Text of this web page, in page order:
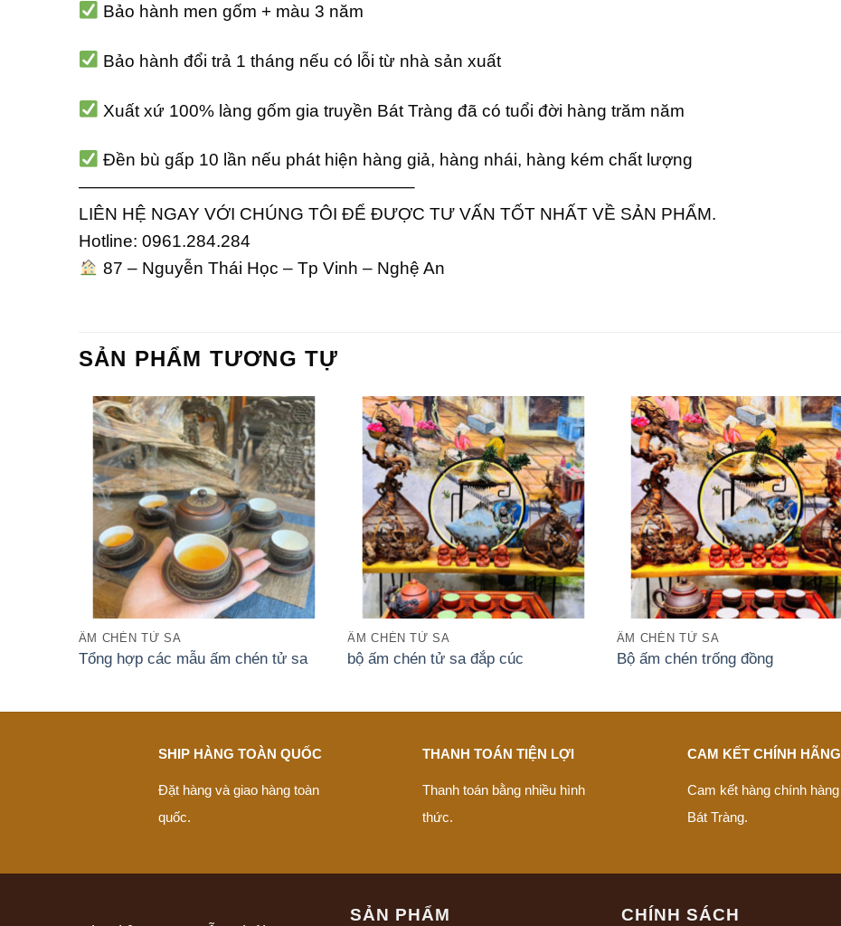
Bảo hành men gốm + màu 3 năm
Bảo hành đổi trả 1 tháng nếu có lỗi từ nhà sản xuất
Xuất xứ 100% làng gốm gia truyền Bát Tràng đã có tuổi đời hàng trăm năm
Đền bù gấp 10 lần nếu phát hiện hàng giả, hàng nhái, hàng kém chất lượng
———————————————————–
LIÊN HỆ NGAY VỚI CHÚNG TÔI ĐỂ ĐƯỢC TƯ VẤN TỐT NHẤT VỀ SẢN PHẨM.
Hotline: 0961.284.284
87 – Nguyễn Thái Học – Tp Vinh – Nghệ An
SẢN PHẨM TƯƠNG TỰ
ẤM CHÉN TỬ SA
Tổng hợp các mẫu ấm chén tử sa
ẤM CHÉN TỬ SA
bộ ấm chén tử sa đắp cúc
ẤM CHÉN TỬ SA
Bộ ấm chén trống đồng
SHIP HÀNG TOÀN QUỐC
Đặt hàng và giao hàng toàn
quốc.
THANH TOÁN TIỆN LỢI
Thanh toán bằng nhiều hình
thức.
CAM KẾT CHÍNH HÃNG
Cam kết hàng chính hàng
Bát Tràng.
SẢN PHẨM CHÍNH SÁCH